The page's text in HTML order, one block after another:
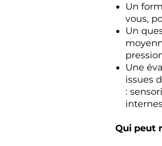
Un
vous,
Un
Une
issues
:
Qui peut